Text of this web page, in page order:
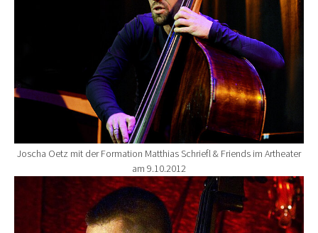
Joscha Oetz mit der Formation Matthias Schriefl & Friends im Artheater
am 9.10.2012
Show larger version for: